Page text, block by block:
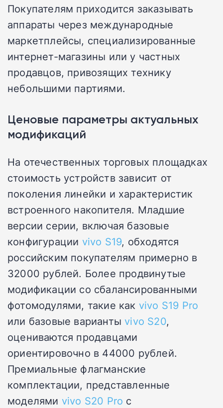
Покупателям приходится заказывать
аппараты через международные
маркетплейсы, специализированные
интернет-магазины или у частных
продавцов, привозящих технику
небольшими партиями.
Ценовые параметры актуальных
модификаций
На отечественных торговых площадках
стоимость устройств зависит от
поколения линейки и характеристик
встроенного накопителя. Младшие
версии серии, включая базовые
конфигурации vivo S19, обходятся
российским покупателям примерно в
32000 рублей. Более продвинутые
модификации со сбалансированными
фотомодулями, такие как vivo S19 Pro
или базовые варианты vivo S20,
оцениваются продавцами
ориентировочно в 44000 рублей.
Премиальные флагманские
комплектации, представленные
моделями vivo S20 Pro с